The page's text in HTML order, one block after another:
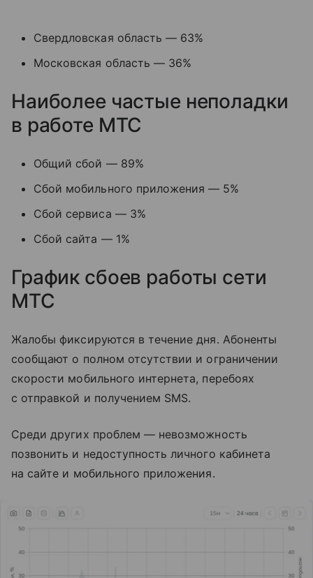
Свердловская область — 63%
Московская область — 36%
Наиболее частые неполадки
в работе МТС
Общий сбой — 89%
Сбой мобильного приложения — 5%
Сбой сервиса — 3%
Сбой сайта — 1%
График сбоев работы сети
МТС
Жалобы фиксируются в течение дня. Абоненты
сообщают о полном отсутствии и ограничении
скорости мобильного интернета, перебоях
с отправкой и получением SMS.
Среди других проблем — невозможность
позвонить и недоступность личного кабинета
на сайте и мобильного приложения.